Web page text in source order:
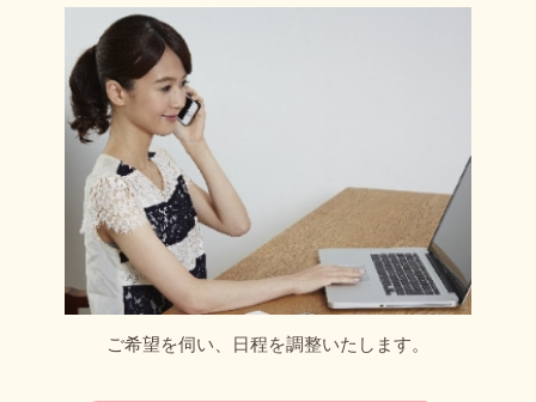
ご希望を伺い、日程を調整いたします。